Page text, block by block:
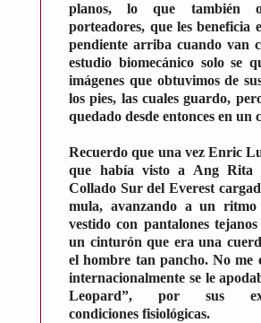
planos, lo que también
porteadores, que les beneficia
pendiente arriba cuando van
estudio biomecánico solo se
imágenes que obtuvimos de
los pies, las cuales guardo,
quedado desde entonces en un
Recuerdo que una vez Enric
que había visto a Ang Rita
Collado Sur del Everest
mula, avanzando a un
vestido con pantalones
un cinturón que era una
el hombre tan pancho. No me
internacionalmente se le
Leopard”, por sus
condiciones fisiológicas.